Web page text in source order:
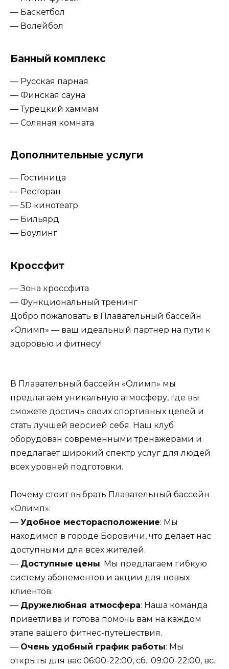
— Баскетбол
— Волейбол
Банный комплекс
— Русская парная
— Финская сауна
— Турецкий хаммам
— Соляная комната
Дополнительные услуги
— Гостиница
— Ресторан
— 5D кинотеатр
— Бильярд
— Боулинг
Кроссфит
— Зона кроссфита
— Функциональный тренинг
Добро пожаловать в Плавательный бассейн
«Олимп» — ваш идеальный партнер на пути к
здоровью и фитнесу!
В Плавательный бассейн «Олимп» мы
предлагаем уникальную атмосферу, где вы
сможете достичь своих спортивных целей и
стать лучшей версией себя. Наш клуб
оборудован современными тренажерами и
предлагает широкий спектр услуг для людей
всех уровней подготовки.
Почему стоит выбрать Плавательный бассейн
«Олимп»:
— Удобное месторасположение: Мы
находимся в городе Боровичи, что делает нас
доступными для всех жителей.
— Доступные цены: Мы предлагаем гибкую
систему абонементов и акции для новых
клиентов.
— Дружелюбная атмосфера: Наша команда
приветлива и готова помочь вам на каждом
этапе вашего фитнес-путешествия.
— Очень удобный график работы: Мы
открыты для вас 06:00-22:00, сб.: 09:00-22:00, вс.: